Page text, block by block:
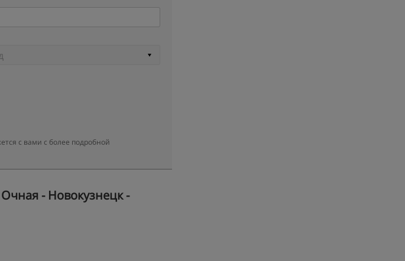
с вами с более подробной
- Новокузнецк -